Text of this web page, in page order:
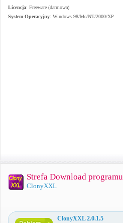
Licencja: Freeware (darmowa)
System Operacyjny: Windows 98/Me/NT/2000/XP
Strefa Download programu
ClonyXXL
ClonyXXL 2.0.1.5